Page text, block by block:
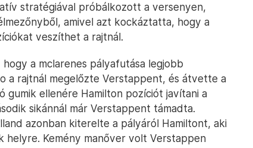
stratégiával próbálkozott a versenyen,
amivel azt kockáztatta, hogy a
veszíthet a rajtnál.
a mclarenes pályafutása legjobb
a rajtnál megelőzte Verstappent, és átvette a
ellenére Hamilton pozíciót javítani a
sikánnál már Verstappent támadta.
azonban kiterelte a pályáról Hamiltont, aki
helyre. Kemény manőver volt Verstappen